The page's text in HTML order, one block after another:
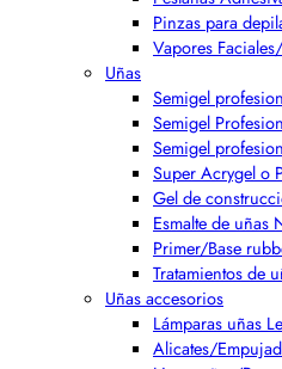
Pinzas para
Vapores
Uñas
Semigel
Semigel
Semigel
Super Acrygel o
Gel de
Esmalte de uñas
Primer/Base
Tratamientos de
Uñas accesorios
Lámparas uñas
Alicates/